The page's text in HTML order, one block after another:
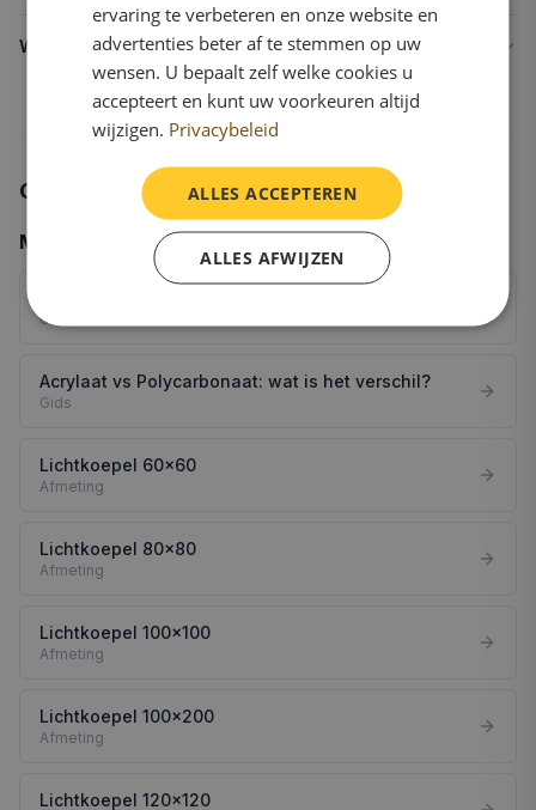
Wat kost een vierwandige lichtkoepel?
Gerelateerde onderwerpen
Meer informatie
Gids
Acrylaat vs Polycarbonaat: wat is het verschil?
Gids
Lichtkoepel 60x60
Afmeting
Lichtkoepel 80x80
Afmeting
Lichtkoepel 100x100
Afmeting
Lichtkoepel 100x200
Afmeting
Lichtkoepel 120x120
ervaring te verbeteren en onze website en
advertenties beter af te stemmen op uw
wensen. U bepaalt zelf welke cookies u
accepteert en kunt uw voorkeuren altijd
wijzigen. Privacybeleid
ALLES ACCEPTEREN
ALLES AFWIJZEN